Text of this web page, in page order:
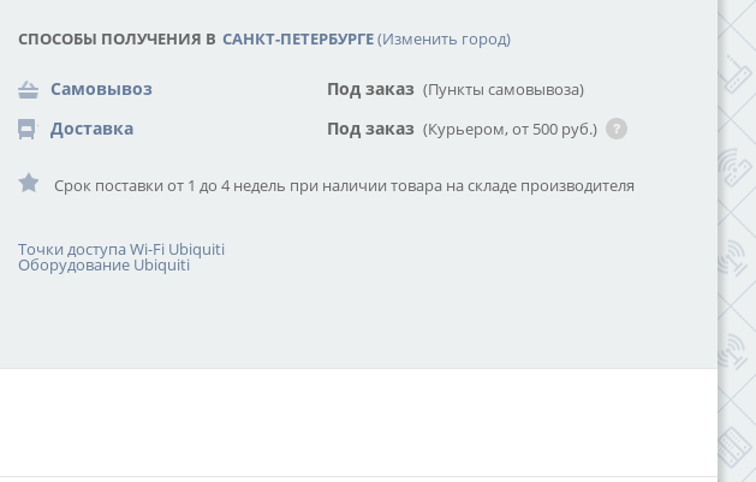
СПОСОБЫ ПОЛУЧЕНИЯ В САНКТ-ПЕТЕРБУРГЕ(Изменить город)
Самовывоз Под заказ (Пункты самовывоза)
Доставка Под заказ (Курьером, от 500 руб.)
Срок поставки от 1 до 4 недель при наличии товара на складе производителя
Точки доступа Wi-Fi Ubiquiti
Оборудование Ubiquiti